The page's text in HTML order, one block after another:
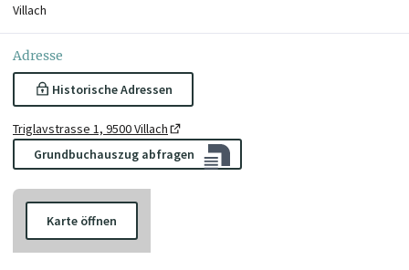
Villach
Adresse
Historische Adressen
Triglavstrasse 1, 9500 Villach
Grundbuchauszug abfragen
Karte öffnen